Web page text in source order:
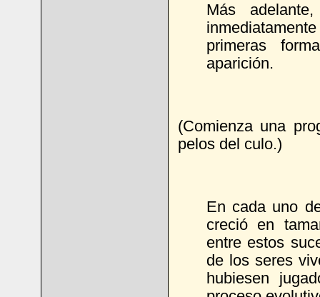
Más
primeras
aparición.
(Comienza una
pelos del culo.)
En cada uno
creció en
entre estos
de los seres
hubiesen